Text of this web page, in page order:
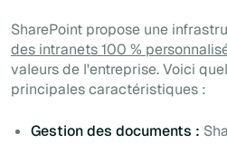
SharePoint propose une
des intranets 100 %
valeurs de l'entreprise. Voici
principales caractéristiques :
Gestion des documents :